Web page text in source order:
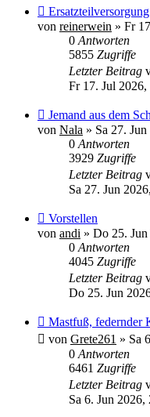
Neuer
Beitrag
von reinerwein » Fr
0 Antworten
5855 Zugriffe
Letzter Beitrag
Fr 17. Jul 2026,
Neuer
Beitrag
Jemand aus dem
von Nala » Sa 27.
0 Antworten
3929 Zugriffe
Letzter Beitrag
Sa 27. Jun
Neuer
Beitrag
Vorstellen
von andi » Do 25.
0 Antworten
4045 Zugriffe
Letzter Beitrag
Do 25. Jun
Neuer
Beitrag
Mastfuß, federnder
von Grete261 » Sa
0 Antworten
6461 Zugriffe
Letzter Beitrag
Sa 6. Jun 2026,